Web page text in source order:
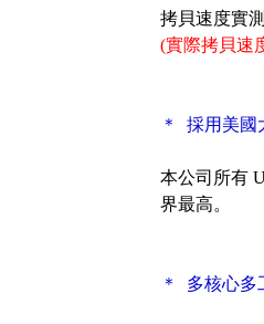
拷貝速度實
(實際拷貝速
＊ 採用美
本公司所有
界最高。
＊ 多核心多